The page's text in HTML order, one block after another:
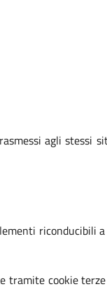
agli stessi
riconducibili
tramite cookie